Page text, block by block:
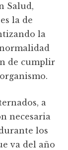
Salud,
la de
la
de cumplir
a
necesaria
los
va del año